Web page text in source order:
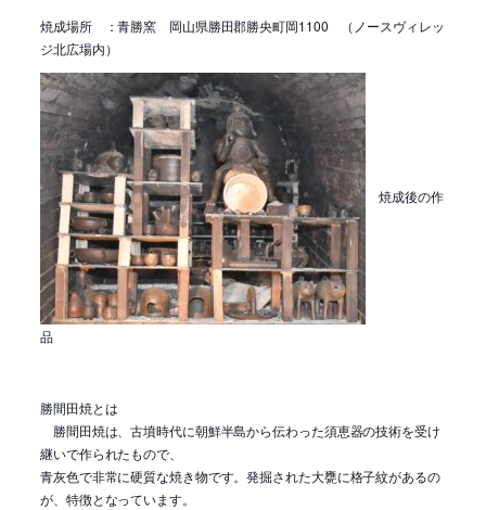
焼成場所 ：青勝窯 岡山県勝田郡勝央町岡1100 （ノースヴィレッ
ジ北広場内）
焼成後の作
品
勝間田焼とは
勝間田焼は、古墳時代に朝鮮半島から伝わった須恵器の技術を受け
継いで作られたもので、
青灰色で非常に硬質な焼き物です。発掘された大甕に格子紋があるの
が、特徴となっています。